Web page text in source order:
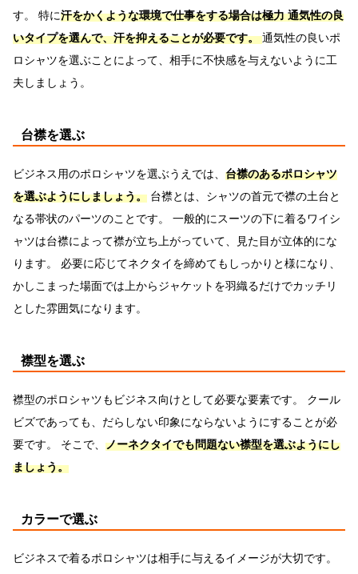
す。 特に汗をかくような環境で仕事をする場合は極力 通気性の良
いタイプを選んで、汗を抑えることが必要です。通気性の良いポ
ロシャツを選ぶことによって、相手に不快感を与えないように工
夫しましょう。
台襟を選ぶ
ビジネス用のポロシャツを選ぶうえでは、 台襟のあるポロシャツ
を選ぶようにしましょう。 台襟とは、シャツの首元で襟の土台と
なる帯状のパーツのことです。 一般的にスーツの下に着るワイシ
ャツは台襟によって襟が立ち上がっていて、見た目が立体的にな
ります。 必要に応じてネクタイを締めてもしっかりと様になり、
かしこまった場面では上からジャケットを羽織るだけでカッチリ
とした雰囲気になります。
襟型を選ぶ
襟型のポロシャツもビジネス向けとして必要な要素です。 クール
ビズであっても、だらしない印象にならないようにすることが必
要です。 そこで、 ノーネクタイでも問題ない襟型を選ぶようにし
ましょう。
カラーで選ぶ
ビジネスで着るポロシャツは相手に与えるイメージが大切です。